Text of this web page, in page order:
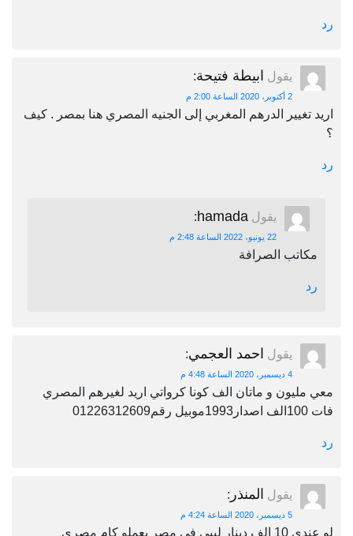
رد
يقول ابيطة فتيحة:
2 أكتوبر، 2020 الساعة 2:00 م
اريد تغيير الدرهم المغربي إلى الجنيه المصري هنا بمصر . كيف
؟
رد
يقول hamada
:
22 يونيو، 2022 الساعة 2:48 م
مكاتب الصرافة
رد
يقول احمد العجمي:
4 ديسمبر، 2020 الساعة 4:48 م
معي مليون و ماتان الف كونا كرواتي اريد لغيرهم المصري
فات 100الف اصدار1993موبيل رقم01226312609
رد
يقول المنذر :
5 ديسمبر، 2020 الساعة 4:24 م
لو عندي 10 الف دينار ليبي في مصر يعملو كام مصري